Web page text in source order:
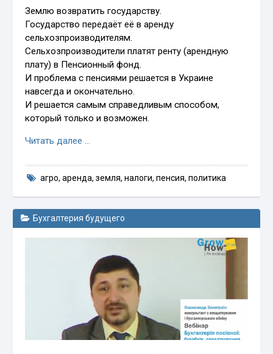
Землю возвратить государству.
Государство передаёт её в аренду
сельхозпроизводителям.
Сельхозпроизводители платят ренту (арендную
плату) в Пенсионный фонд.
И проблема с пенсиями решается в Украине
навсегда и окончательно.
И решается самым справедливым способом,
который только и возможен.
Читать далее …
агро, аренда, земля, налоги, пенсия, политика
Бухгалтерия будущего